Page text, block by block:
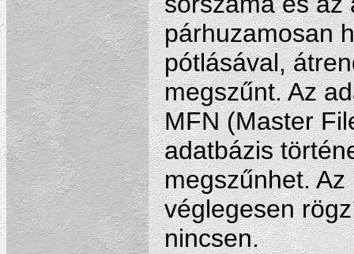
párhuzamosan
pótlásával,
megszűnt. Az
MFN (Master
adatbázis
megszűnhet.
véglegesen
nincsen.